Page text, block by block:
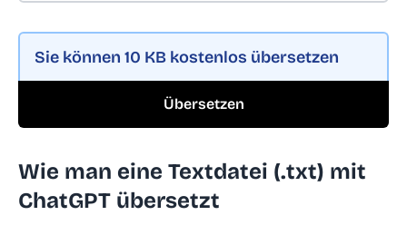
Sie können 10 KB kostenlos übersetzen
Übersetzen
Wie man eine Textdatei (.txt) mit
ChatGPT übersetzt